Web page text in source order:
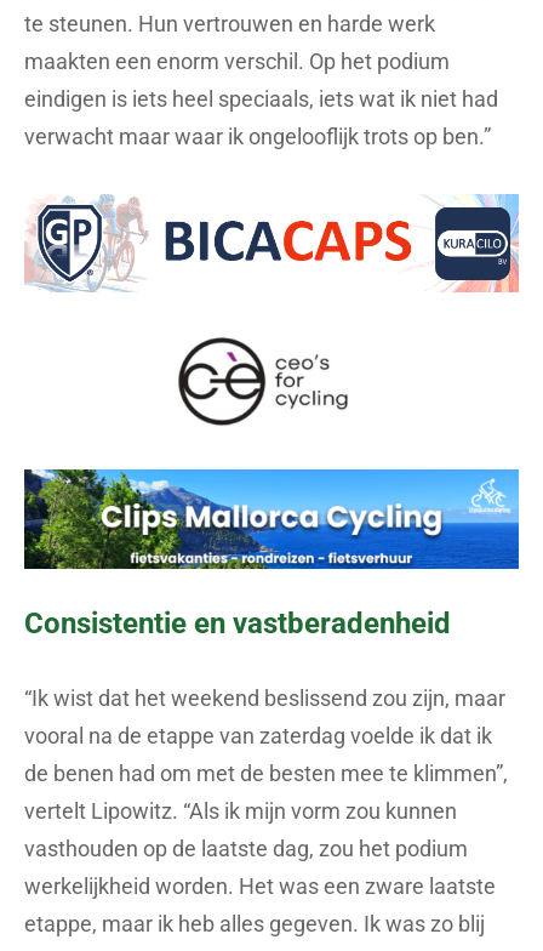
te steunen. Hun vertrouwen en harde werk
maakten een enorm verschil. Op het podium
eindigen is iets heel speciaals, iets wat ik niet had
verwacht maar waar ik ongelooflijk trots op ben.”
Consistentie en vastberadenheid
“Ik wist dat het weekend beslissend zou zijn, maar
vooral na de etappe van zaterdag voelde ik dat ik
de benen had om met de besten mee te klimmen”,
vertelt Lipowitz. “Als ik mijn vorm zou kunnen
vasthouden op de laatste dag, zou het podium
werkelijkheid worden. Het was een zware laatste
etappe, maar ik heb alles gegeven. Ik was zo blij